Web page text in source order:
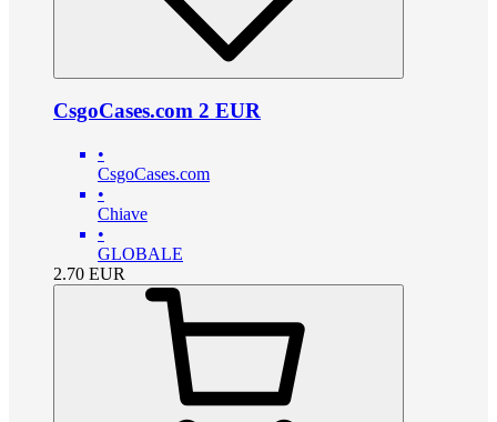
CsgoCases.com 2 EUR
•
CsgoCases.com
•
Chiave
•
GLOBALE
2.70 EUR